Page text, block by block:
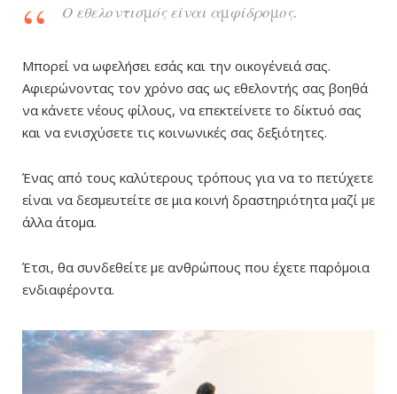
Ο εθελοντισμός είναι αμφίδρομος.
Μπορεί να ωφελήσει εσάς και την οικογένειά σας.
Αφιερώνοντας τον χρόνο σας ως εθελοντής σας βοηθά
να κάνετε νέους φίλους, να επεκτείνετε το δίκτυό σας
και να ενισχύσετε τις κοινωνικές σας δεξιότητες.
Ένας από τους καλύτερους τρόπους για να το πετύχετε
είναι να δεσμευτείτε σε μια κοινή δραστηριότητα μαζί με
άλλα άτομα.
Έτσι, θα συνδεθείτε με ανθρώπους που έχετε παρόμοια
ενδιαφέροντα.